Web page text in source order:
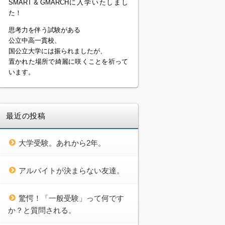
SMART＆GMARCHに入学いたしまし
た！
思考力を伴う試験がある
公立中高一貫校、
国公立大学には振られましたが、
置かれた場所で綺麗に咲くことを祈って
います。
最近の投稿
大学受験。あれから2年。
アルバイトが決まらない友達。
驚愕！「一般受験」って何です
か？と質問される。